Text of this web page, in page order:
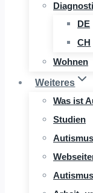
DE
CH
Wohnen
Weiteres
Was ist
Studien